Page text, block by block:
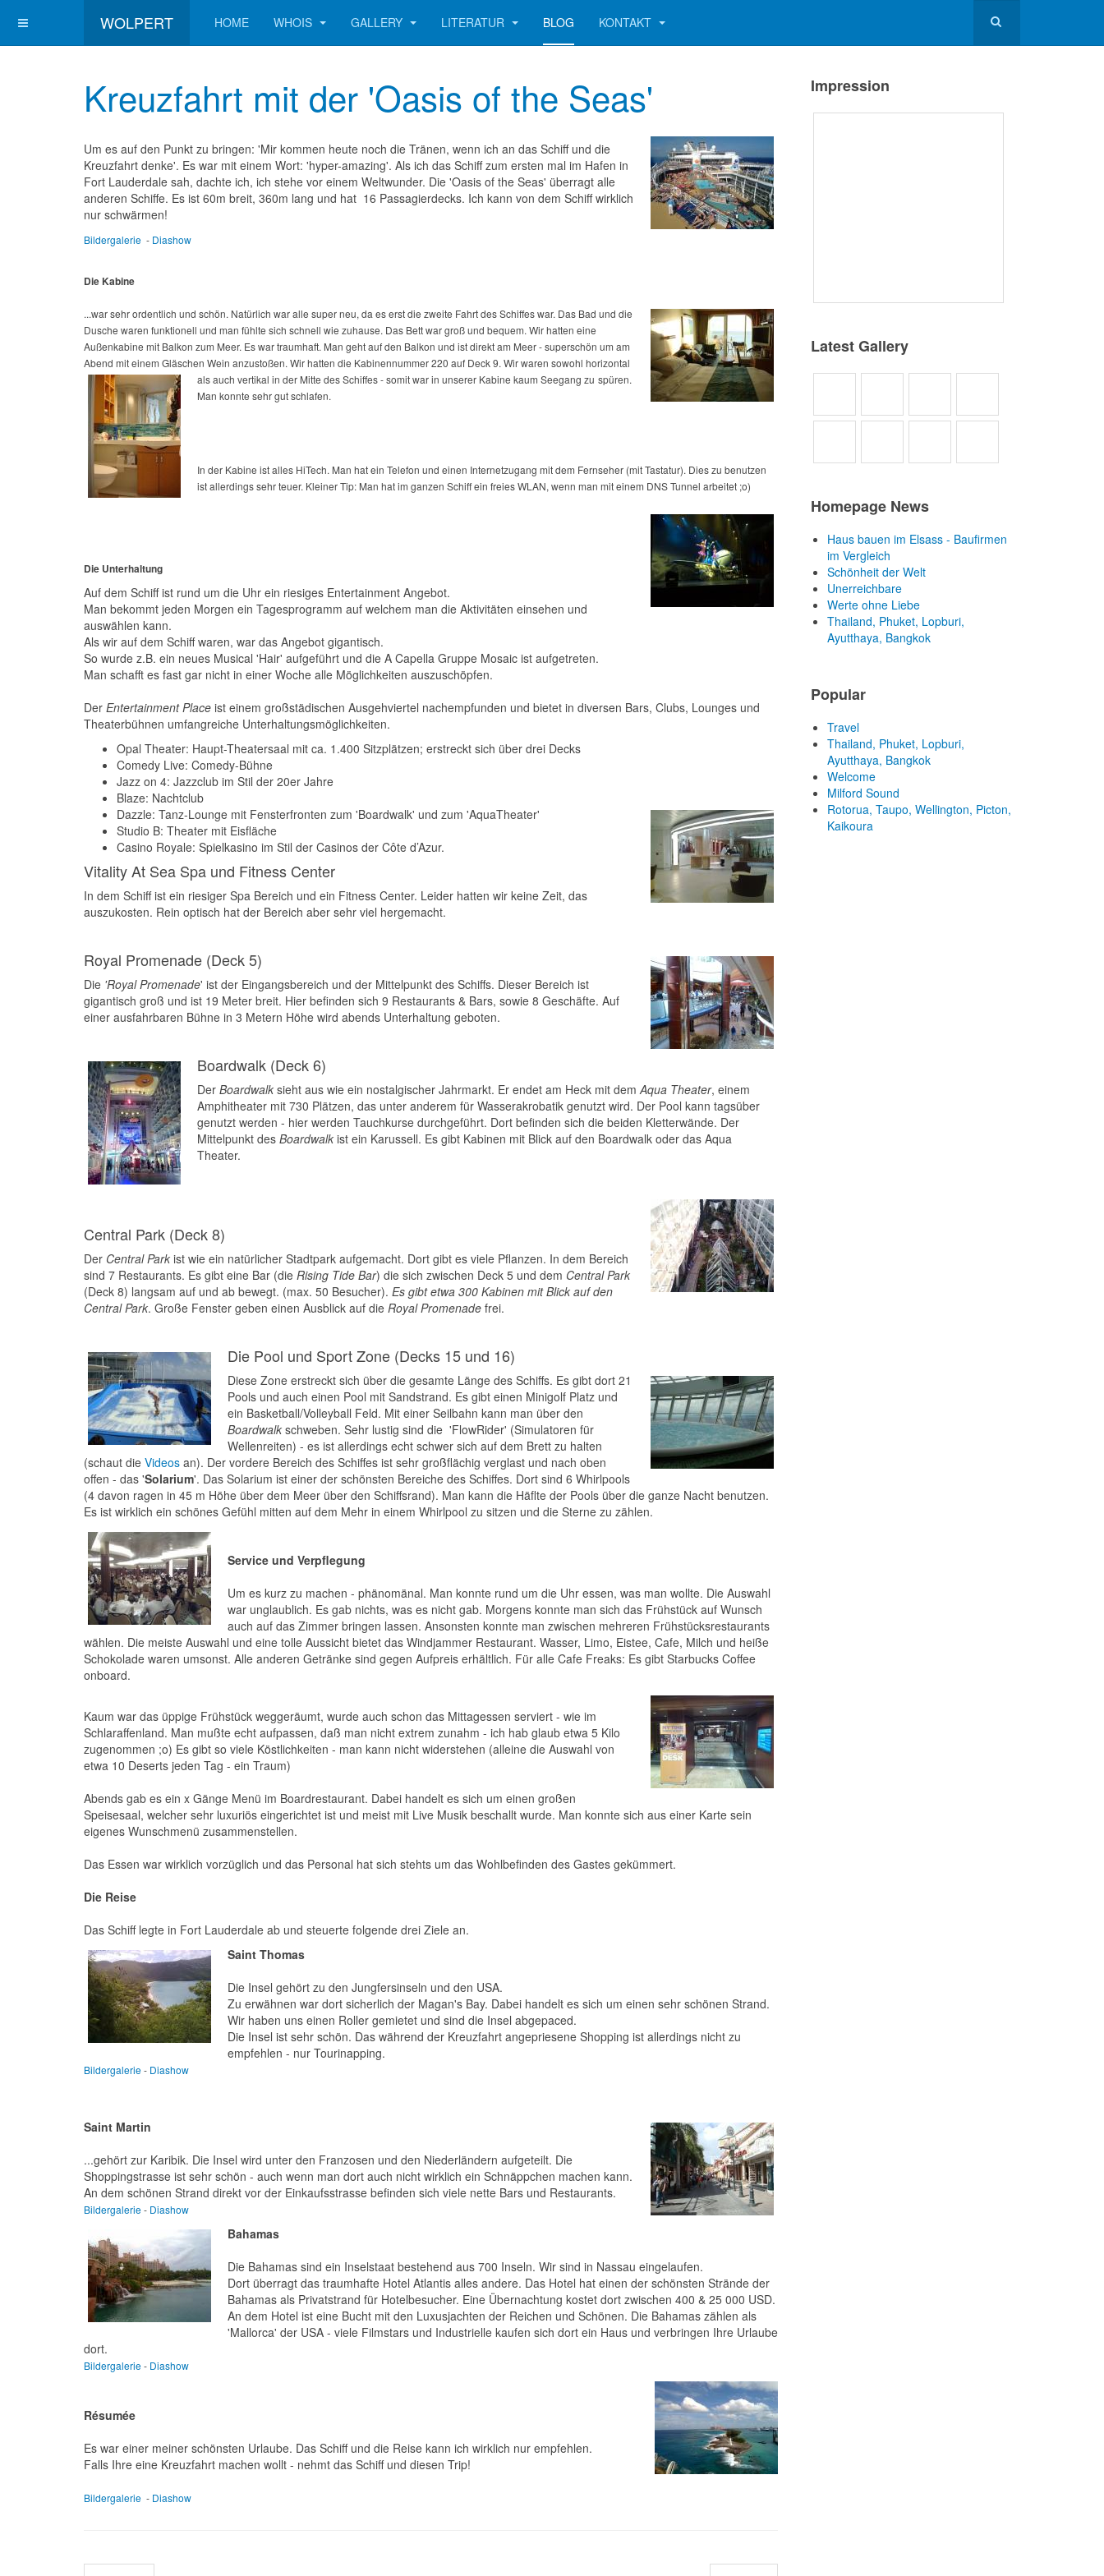
WOLPERT HOME WHOIS GALLERY LITERATUR BLOG KONTAKT
Kreuzfahrt mit der 'Oasis of the Seas'
Um es auf den Punkt zu bringen: 'Mir kommen heute noch die Tränen, wenn ich an das Schiff und die
Kreuzfahrt denke'. Es war mit einem Wort: 'hyper-amazing'. Als ich das Schiff zum ersten mal im Hafen in
Fort Lauderdale sah, dachte ich, ich stehe vor einem Weltwunder. Die 'Oasis of the Seas' überragt alle
anderen Schiffe. Es ist 60m breit, 360m lang und hat 16 Passagierdecks. Ich kann von dem Schiff wirklich
nur schwärmen!
Bildergalerie - Diashow
Die Kabine
...war sehr ordentlich und schön. Natürlich war alle super neu, da es erst die zweite Fahrt des Schiffes war. Das Bad und die
Dusche waren funktionell und man fühlte sich schnell wie zuhause. Das Bett war groß und bequem. Wir hatten eine
Außenkabine mit Balkon zum Meer. Es war traumhaft. Man geht auf den Balkon und ist direkt am Meer - superschön um am
Abend mit einem Gläschen Wein anzustoßen. Wir hatten die Kabinennummer 220 auf Deck 9. Wir waren sowohl horizontal
als auch vertikal in der Mitte des Schiffes - somit war in unserer Kabine kaum Seegang zu spüren.
Man konnte sehr gut schlafen.
In der Kabine ist alles HiTech. Man hat ein Telefon und einen Internetzugang mit dem Fernseher (mit Tastatur). Dies zu benutzen
ist allerdings sehr teuer. Kleiner Tip: Man hat im ganzen Schiff ein freies WLAN, wenn man mit einem DNS Tunnel arbeitet ;o)
Die Unterhaltung
Auf dem Schiff ist rund um die Uhr ein riesiges Entertainment Angebot.
Man bekommt jeden Morgen ein Tagesprogramm auf welchem man die Aktivitäten einsehen und
auswählen kann.
Als wir auf dem Schiff waren, war das Angebot gigantisch.
So wurde z.B. ein neues Musical 'Hair' aufgeführt und die A Capella Gruppe Mosaic ist aufgetreten.
Man schafft es fast gar nicht in einer Woche alle Möglichkeiten auszuschöpfen.
Der Entertainment Place ist einem großstädischen Ausgehviertel nachempfunden und bietet in diversen Bars, Clubs, Lounges und
Theaterbühnen umfangreiche Unterhaltungsmöglichkeiten.
Opal Theater: Haupt-Theatersaal mit ca. 1.400 Sitzplätzen; erstreckt sich über drei Decks
Comedy Live: Comedy-Bühne
Jazz on 4: Jazzclub im Stil der 20er Jahre
Blaze: Nachtclub
Dazzle: Tanz-Lounge mit Fensterfronten zum 'Boardwalk' und zum 'AquaTheater'
Studio B: Theater mit Eisfläche
Casino Royale: Spielkasino im Stil der Casinos der Côte d’Azur.
Vitality At Sea Spa und Fitness Center
In dem Schiff ist ein riesiger Spa Bereich und ein Fitness Center. Leider hatten wir keine Zeit, das
auszukosten. Rein optisch hat der Bereich aber sehr viel hergemacht.
Royal Promenade (Deck 5)
Die 'Royal Promenade' ist der Eingangsbereich und der Mittelpunkt des Schiffs. Dieser Bereich ist
gigantisch groß und ist 19 Meter breit. Hier befinden sich 9 Restaurants & Bars, sowie 8 Geschäfte. Auf
einer ausfahrbaren Bühne in 3 Metern Höhe wird abends Unterhaltung geboten.
Boardwalk (Deck 6)
Der Boardwalk sieht aus wie ein nostalgischer Jahrmarkt. Er endet am Heck mit demAqua Theater, einem
Amphitheater mit 730 Plätzen, das unter anderem für Wasserakrobatik genutzt wird. Der Pool kann tagsüber
genutzt werden - hier werden Tauchkurse durchgeführt. Dort befinden sich die beiden Kletterwände. Der
Mittelpunkt des Boardwalk ist ein Karussell. Es gibt Kabinen mit Blick auf den Boardwalk oder das Aqua
Theater.
Central Park (Deck 8)
Der Central Park ist wie ein natürlicher Stadtpark aufgemacht. Dort gibt es viele Pflanzen. In dem Bereich
sind 7 Restaurants. Es gibt eine Bar (die Rising Tide Bar) die sich zwischen Deck 5 und dem Central Park
(Deck 8) langsam auf und ab bewegt. (max. 50 Besucher). Es gibt etwa 300 Kabinen mit Blick auf den
Central Park. Große Fenster geben einen Ausblick auf die Royal Promenade frei.
Die Pool und Sport Zone (Decks 15 und 16)
Diese Zone erstreckt sich über die gesamte Länge des Schiffs. Es gibt dort 21
Pools und auch einen Pool mit Sandstrand. Es gibt einen Minigolf Platz und
ein Basketball/Volleyball Feld. Mit einer Seilbahn kann man über den
Boardwalk schweben. Sehr lustig sind die 'FlowRider' (Simulatoren für
Wellenreiten) - es ist allerdings echt schwer sich auf dem Brett zu halten
(schaut die Videos an). Der vordere Bereich des Schiffes ist sehr großflächig verglast und nach oben
offen - das 'Solarium'. Das Solarium ist einer der schönsten Bereiche des Schiffes. Dort sind 6 Whirlpools
(4 davon ragen in 45 m Höhe über dem Meer über den Schiffsrand). Man kann die Häflte der Pools über die ganze Nacht benutzen.
Es ist wirklich ein schönes Gefühl mitten auf dem Mehr in einem Whirlpool zu sitzen und die Sterne zu zählen.
Service und Verpflegung
Um es kurz zu machen - phänomänal. Man konnte rund um die Uhr essen, was man wollte. Die Auswahl
war unglaublich. Es gab nichts, was es nicht gab. Morgens konnte man sich das Frühstück auf Wunsch
auch auf das Zimmer bringen lassen. Ansonsten konnte man zwischen mehreren Frühstücksrestaurants
wählen. Die meiste Auswahl und eine tolle Aussicht bietet das Windjammer Restaurant. Wasser, Limo, Eistee, Cafe, Milch und heiße
Schokolade waren umsonst. Alle anderen Getränke sind gegen Aufpreis erhältlich. Für alle Cafe Freaks: Es gibt Starbucks Coffee
onboard.
Kaum war das üppige Frühstück weggeräumt, wurde auch schon das Mittagessen serviert - wie im
Schlaraffenland. Man mußte echt aufpassen, daß man nicht extrem zunahm - ich hab glaub etwa 5 Kilo
zugenommen ;o) Es gibt so viele Köstlichkeiten - man kann nicht widerstehen (alleine die Auswahl von
etwa 10 Deserts jeden Tag - ein Traum)
Abends gab es ein x Gänge Menü im Boardrestaurant. Dabei handelt es sich um einen großen
Speisesaal, welcher sehr luxuriös eingerichtet ist und meist mit Live Musik beschallt wurde. Man konnte sich aus einer Karte sein
eigenes Wunschmenü zusammenstellen.
Das Essen war wirklich vorzüglich und das Personal hat sich stehts um das Wohlbefinden des Gastes gekümmert.
Die Reise
Das Schiff legte in Fort Lauderdale ab und steuerte folgende drei Ziele an.
Saint Thomas
Die Insel gehört zu den Jungfersinseln und den USA.
Zu erwähnen war dort sicherlich der Magan's Bay. Dabei handelt es sich um einen sehr schönen Strand.
Wir haben uns einen Roller gemietet und sind die Insel abgepaced.
Die Insel ist sehr schön. Das während der Kreuzfahrt angepriesene Shopping ist allerdings nicht zu
empfehlen - nur Tourinapping.
Bildergalerie- Diashow
Saint Martin
...gehört zur Karibik. Die Insel wird unter den Franzosen und den Niederländern aufgeteilt. Die
Shoppingstrasse ist sehr schön - auch wenn man dort auch nicht wirklich ein Schnäppchen machen kann.
An dem schönen Strand direkt vor der Einkaufsstrasse befinden sich viele nette Bars und Restaurants.
Bildergalerie- Diashow
Bahamas
Die Bahamas sind ein Inselstaat bestehend aus 700 Inseln. Wir sind in Nassau eingelaufen.
Dort überragt das traumhafte Hotel Atlantis alles andere. Das Hotel hat einen der schönsten Strände der
Bahamas als Privatstrand für Hotelbesucher. Eine Übernachtung kostet dort zwischen 400 & 25 000 USD.
An dem Hotel ist eine Bucht mit den Luxusjachten der Reichen und Schönen. Die Bahamas zählen als
'Mallorca' der USA - viele Filmstars und Industrielle kaufen sich dort ein Haus und verbringen Ihre Urlaube
dort.
Bildergalerie- Diashow
Résumée
Es war einer meiner schönsten Urlaube. Das Schiff und die Reise kann ich wirklich nur empfehlen.
Falls Ihre eine Kreuzfahrt machen wollt - nehmt das Schiff und diesen Trip!
Bildergalerie - Diashow
Impression
Latest Gallery
Homepage News
Haus bauen im Elsass - Baufirmen
im Vergleich
Schönheit der Welt
Unerreichbare
Werte ohne Liebe
Thailand, Phuket, Lopburi,
Ayutthaya, Bangkok
Popular
Travel
Thailand, Phuket, Lopburi,
Ayutthaya, Bangkok
Welcome
Milford Sound
Rotorua, Taupo, Wellington, Picton,
Kaikoura